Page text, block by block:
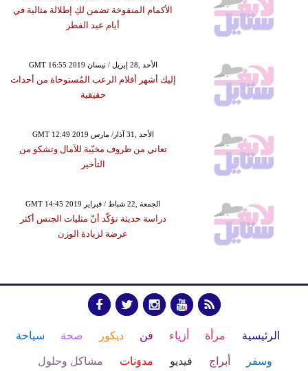
الأكمام المنفوخة تضمن لكِ إطلالة مثالية في
أيام عيد الفطر
GMT 16:55 2019 الأحد ,28 إبريل / نيسان
إليك أشهر أفلام الرعب المُستوحاة من أحداث
حقيقية
GMT 12:49 2019 الأحد ,31 آذار/ مارس
تعاني من ظروف مخيّبة للآمال وتشكو من
التأخير
GMT 14:45 2019 الجمعة ,22 شباط / فبراير
دراسة حديثة تؤكّد أنّ مثليات الجنس أكثر
عرضة لزيادة الوزن
الرئيسية مرأة أزياء فن ديكور صحة سياحة
وسفر أبراج فيديو مدوَنات مشاكل وحلول